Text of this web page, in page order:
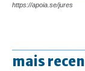
https://apoia.se/jures
mais